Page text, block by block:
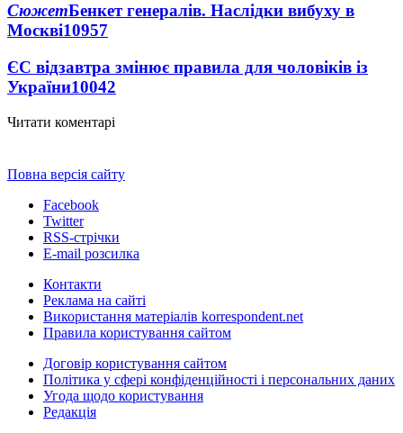
СюжетБенкет генералів. Наслідки вибуху в
Москві10957
ЄС відзавтра змінює правила для чоловіків із
України10042
Читати коментарі
Повна версія сайту
Facebook
Twitter
RSS-стрічки
E-mail розсилка
Контакти
Реклама на сайті
Використання матеріалів korrespondent.net
Правила користування сайтом
Договір користування сайтом
Політика у сфері конфіденційності і персональних даних
Угода щодо користування
Редакція